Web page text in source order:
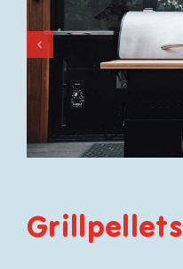
Grillpellets